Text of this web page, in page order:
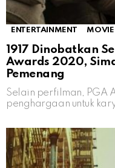
ENTERTAINMENT MOVIE
1917 Dinobatkan
Awards 2020,
Pemenang
Selain perfilman, PGA
penghargaan untuk